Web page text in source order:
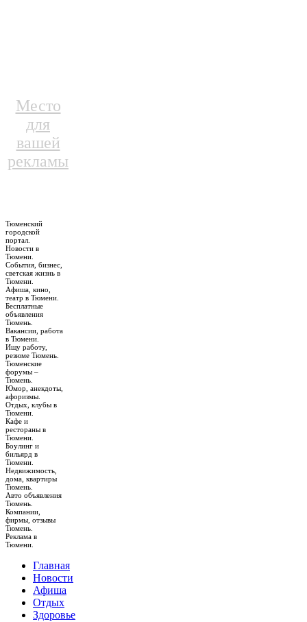
Место
для
вашей
рекламы
Тюменский
городской
портал.
Новости в
Тюмени.
События, бизнес,
светская жизнь в
Тюмени.
Афиша, кино,
театр в Тюмени.
Бесплатные
объявления
Тюмень.
Вакансии, работа
в Тюмени.
Ищу работу,
резюме Тюмень.
Тюменские
форумы –
Тюмень.
Юмор, анекдоты,
афоризмы.
Отдых, клубы в
Тюмени.
Кафе и
рестораны в
Тюмени.
Боулинг и
бильярд в
Тюмени.
Недвижимость,
дома, квартиры
Тюмень.
Авто объявления
Тюмень.
Компании,
фирмы, отзывы
Тюмень.
Реклама в
Тюмени.
Главная
Новости
Афиша
Отдых
Здоровье